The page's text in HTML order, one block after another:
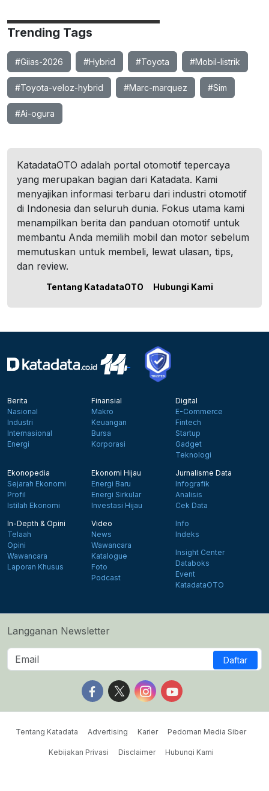
Trending Tags
#Giias-2026 #Hybrid #Toyota #Mobil-listrik
#Toyota-veloz-hybrid #Marc-marquez #Sim
#Ai-ogura
KatadataOTO adalah portal otomotif tepercaya
yang merupakan bagian dari Katadata. Kami
menyajikan informasi terbaru dari industri otomotif
di Indonesia dan seluruh dunia. Fokus utama kami
menampilkan berita dan panduan otomotif untuk
membantu Anda memilih mobil dan motor sebelum
memutuskan untuk membeli, lewat ulasan, tips,
dan review.
Tentang KatadataOTO Hubungi Kami
Berita
Nasional
Industri
Internasional
Energi
Finansial
Makro
Keuangan
Bursa
Korporasi
Digital
E-Commerce
Fintech
Startup
Gadget
Teknologi
Ekonopedia
Sejarah Ekonomi
Profil
Istilah Ekonomi
Ekonomi Hijau
Energi Baru
Energi Sirkular
Investasi Hijau
Jurnalisme Data
Infografik
Analisis
Cek Data
In-Depth & Opini
Telaah
Opini
Wawancara
Laporan Khusus
Video
News
Wawancara
Katalogue
Foto
Podcast
Info
Indeks
Insight Center
Databoks
Event
KatadataOTO
Langganan Newsletter
Daftar
Follow us on Facebook
Follow us on X
Follow us on Instagram
Follow us on
Tentang Katadata Advertising Karier Pedoman Media Siber
Kebijakan Privasi Disclaimer Hubungi Kami